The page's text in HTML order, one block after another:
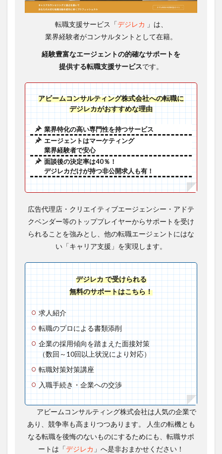
転職支援サービス「デジレカ 」は、
業界経験者がコンサルタントとして在籍。
経験豊富なエージェントの的確なサポートを
提供する転職支援サービスです。
アビームコンサルティング株式会社への転職に
デジレカがおすすめな理由
業界特化の高い専門性を持つサービス
エージェントはマーケティング
業界経験者で安心
面談後の決定率は40％！
デジレカだけが持つ非公開求人も有！
広告代理店・クリエイティブエージェンシー・アドテ
クベンダー等のトッププレイヤーからサポートを受け
られることを強みとし、他の転職エージェントにはな
い「キャリア支援」を実現します。
デジレカ で受けられる
無料のサポートはこちら！
求人紹介
転職のプロによる書類添削
企業の採用傾向を踏まえた面接対策
（数回～10回以上状況により対応）
転職対策対策講座
入職手続き・企業への交渉
アビームコンサルティング株式会社は人気の企業で
あり、競争率も高まりつつあります。 人生の転機とも
なる転職を後悔のないものにするためにも、転職サポ
ートは「デジレカ 」へ是非おまかせください！